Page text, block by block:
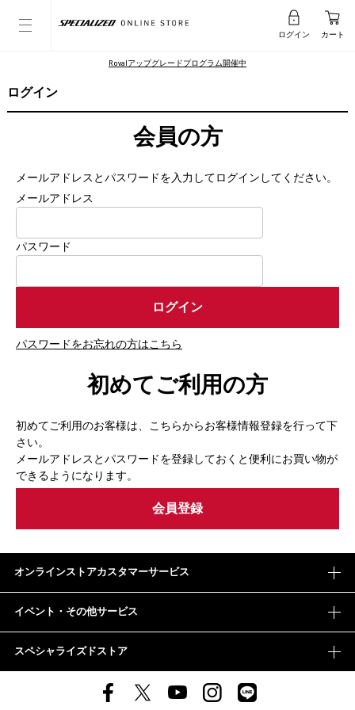
ログイン カート
Rovalアップグレードプログラム開催中
ログイン
会員の方
メールアドレスとパスワードを入力してログインしてください。
メールアドレス
パスワード
パスワードをお忘れの方はこちら
初めてご利用の方
初めてご利用のお客様は、こちらからお客様情報登録を行って下
さい。
メールアドレスとパスワードを登録しておくと便利にお買い物が
できるようになります。
オンラインストアカスタマーサービス
イベント・その他サービス
スペシャライズドストア